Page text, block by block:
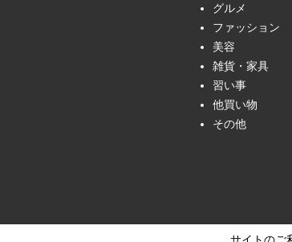
グルメ
ファッション
美容
雑貨・家具
習い事
他買い物
その他